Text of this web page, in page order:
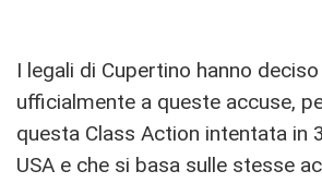
I legali di Cupertino hanno
ufficialmente a queste accuse,
questa Class Action intentata in
USA e che si basa sulle stesse